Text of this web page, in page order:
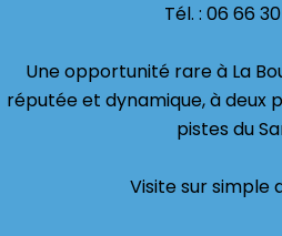
Tél. : 06 66
Une opportunité rare à La
réputée et dynamique, à deux
pistes du
Visite sur simple